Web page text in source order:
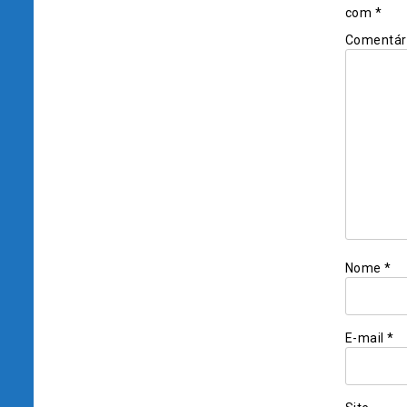
com *
Nome *
E-mail *